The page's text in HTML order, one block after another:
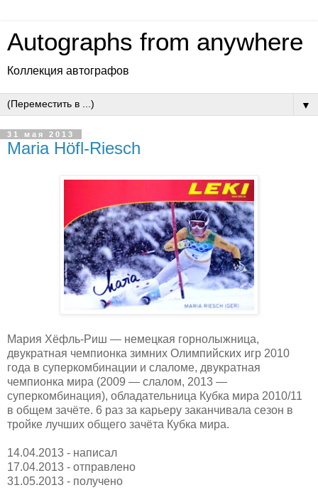
Autographs from anywhere
Коллекция автографов
▼
31 мая 2013
Maria Höfl-Riesch
Мария Хёфль-Риш — немецкая горнолыжница,
двукратная чемпионка зимних Олимпийских игр 2010
года в суперкомбинации и слаломе, двукратная
чемпионка мира (2009 — слалом, 2013 —
суперкомбинация), обладательница Кубка мира 2010/11
в общем зачёте. 6 раз за карьеру заканчивала сезон в
тройке лучших общего зачёта Кубка мира.
14.04.2013 - написал
17.04.2013 - отправлено
31.05.2013 - получено